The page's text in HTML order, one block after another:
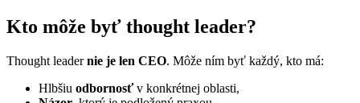
Kto môže byť thought leader?
Thought leadernie je len CEO. Môže ním byť každý, kto má:
Hlbšiu odbornosťv konkrétnej oblasti,